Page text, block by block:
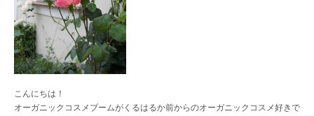
こんにちは！
オーガニックコスメブームがくるはるか前からのオーガニックコスメ好きで